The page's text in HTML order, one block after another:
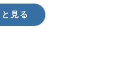
と見る